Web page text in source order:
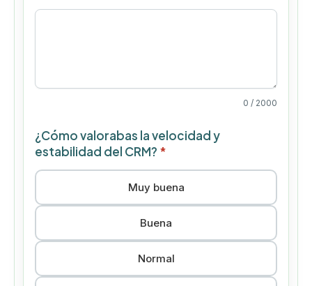
0 / 2000
¿Cómo valorabas la velocidad y
estabilidad del CRM? *
Muy buena
Buena
Normal